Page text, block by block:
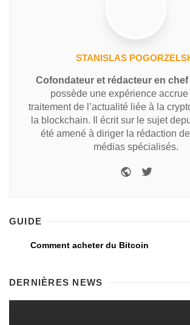
STANISLAS
Cofondateur et rédacteur en chef
possède une expérience
traitement de l’actualité liée à la
la blockchain. Il écrit sur le sujet
été amené à diriger la rédaction
médias spécialisés.
GUIDE
Comment acheter du Bitcoin
DERNIÈRES NEWS